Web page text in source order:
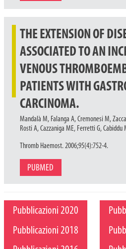
THE EXTENSION OF
ASSOCIATED TO AN
VENOUS
PATIENTS WITH
CARCINOMA.
Mandalà M, Falanga A, Cremonesi M,
Rosti A, Cazzaniga ME, Ferretti G, Cabiddu
Thromb Haemost. 2006;95(4):752-4.
PUBMED
Pubblicazioni 2020
Pubblicazioni 2018